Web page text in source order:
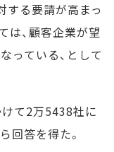
する要請が高まっ
は、顧客企業が望
っている、として
て2万5438社に
回答を得た。